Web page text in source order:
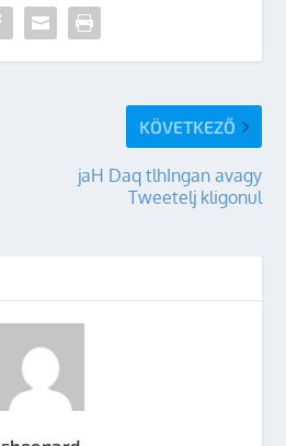
KÖVETKEZŐ
jaH Daq tlhIngan avagy
Tweetelj kligonul